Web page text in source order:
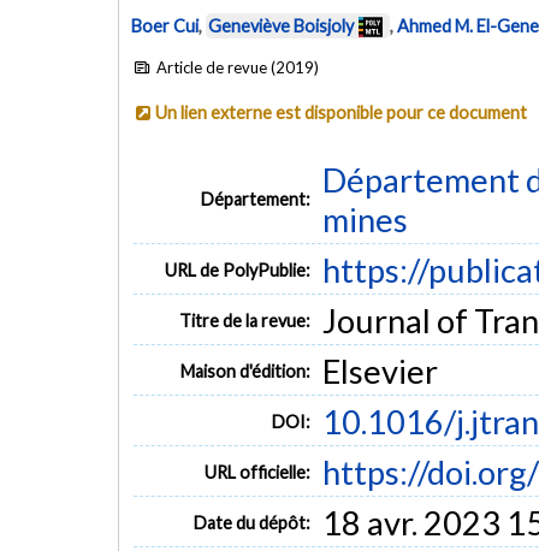
Boer Cui, Geneviève Boisjoly ,Ahmed M. El-
Article de revue (2019)
Un lien externe est disponible pour ce document
Département:
Département
mines
URL de PolyPublie: https://
Titre de la revue: Journal of
Maison d'édition: Elsevier
DOI: 10.1016/
URL officielle: https://
Date du dépôt: 18 avr. 2023